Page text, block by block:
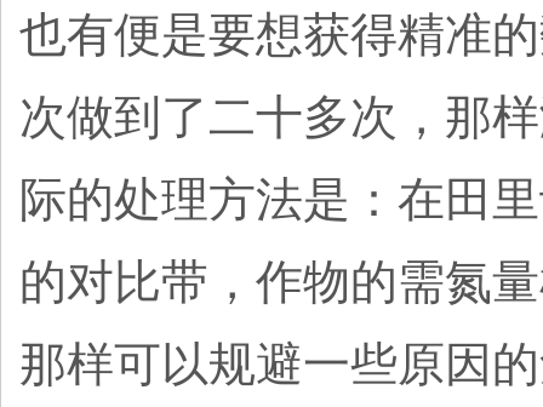
也有便是要想获得精准
次做到了二十多次，那
际的处理方法是：在田
的对比带，作物的需氮
那样可以规避一些原因